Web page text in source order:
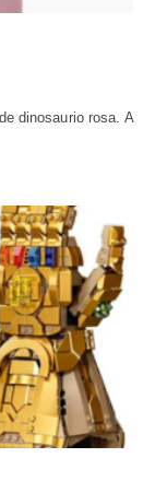
dinosaurio rosa. A